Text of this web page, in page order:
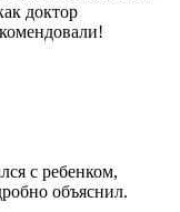
доктор
с ребенком,
объяснил.